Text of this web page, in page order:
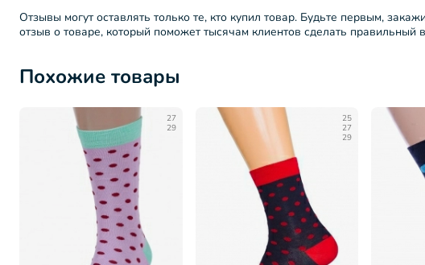
Отзывы могут оставлять только те, кто купил товар. Будьте первым,
отзыв о товаре, который поможет тысячам клиентов сделать правильный
Похожие товары
27
29
25
27
29